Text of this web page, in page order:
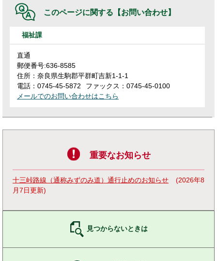
このページに関する 【お問い合わせ】
福祉課
直通
郵便番号:636-8585
住所：奈良県生駒郡平群町吉新1-1-1
電話：0745-45-5872
ファックス：0745-45-0100
メールでのお問い合わせはこちら
重要なお知らせ
十三峠路線（通称みずのみ道）通行止めのお知らせ
2026年8
月7日更新
見つからないときは